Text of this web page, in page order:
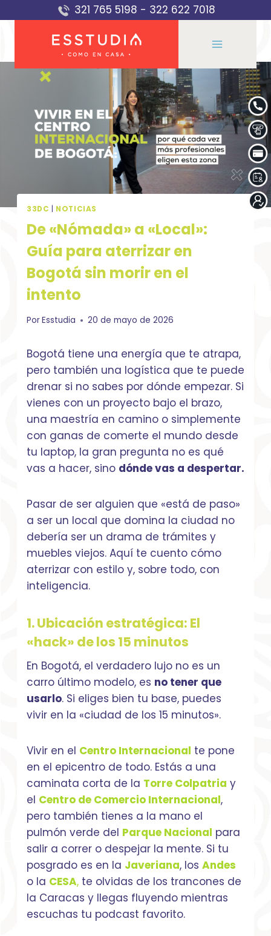
al
321 765 5198 - 322 622 7018
33DC NOTICIAS
De «Nómada» a «Local»:
Guía para aterrizar en
Bogotá sin morir en el
intento
PorEsstudia 20 de mayo de 2026
Bogotá tiene una energía que te atrapa,
pero también una logística que te puede
drenar si no sabes por dónde empezar. Si
vienes con un proyecto bajo el brazo,
una maestría en camino o simplemente
con ganas de comerte el mundo desde
tu laptop, la gran pregunta no es qué
vas a hacer, sino dónde vas a despertar.
Pasar de ser alguien que «está de paso»
a ser un local que domina la ciudad no
debería ser un drama de trámites y
muebles viejos. Aquí te cuento cómo
aterrizar con estilo y, sobre todo, con
inteligencia.
1. Ubicación estratégica: El
«hack» de los 15 minutos
En Bogotá, el verdadero lujo no es un
carro último modelo, es no tener que
usarlo. Si eliges bien tu base, puedes
vivir en la «ciudad de los 15 minutos».
Vivir en el Centro Internacional te pone
en el epicentro de todo. Estás a una
caminata corta de la Torre Colpatria y
el Centro de Comercio Internacional,
pero también tienes a la mano el
pulmón verde del Parque Nacional para
salir a correr o despejar la mente. Si tu
posgrado es en la Javeriana, los Andes
o la CESA, te olvidas de los trancones de
la Caracas y llegas fluyendo mientras
escuchas tu podcast favorito.